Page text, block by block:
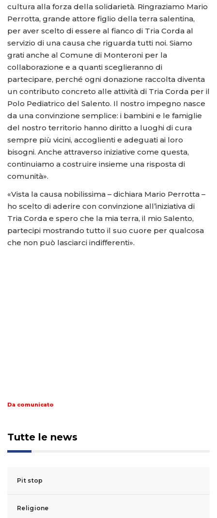
cultura alla forza della solidarietà. Ringraziamo Mario
Perrotta, grande attore figlio della terra salentina,
per aver scelto di essere al fianco di Tria Corda al
servizio di una causa che riguarda tutti noi. Siamo
grati anche al Comune di Monteroni per la
collaborazione e a quanti sceglieranno di
partecipare, perché ogni donazione raccolta diventa
un contributo concreto alle attività di Tria Corda per il
Polo Pediatrico del Salento. Il nostro impegno nasce
da una convinzione semplice: i bambini e le famiglie
del nostro territorio hanno diritto a luoghi di cura
sempre più vicini, accoglienti e adeguati ai loro
bisogni. Anche attraverso iniziative come questa,
continuiamo a costruire insieme una risposta di
comunità».
«Vista la causa nobilissima – dichiara Mario Perrotta –
ho scelto di aderire con convinzione all’iniziativa di
Tria Corda e spero che la mia terra, il mio Salento,
partecipi mostrando tutto il suo cuore per qualcosa
che non può lasciarci indifferenti».
Da comunicato
Tutte le news
Pit stop
Religione